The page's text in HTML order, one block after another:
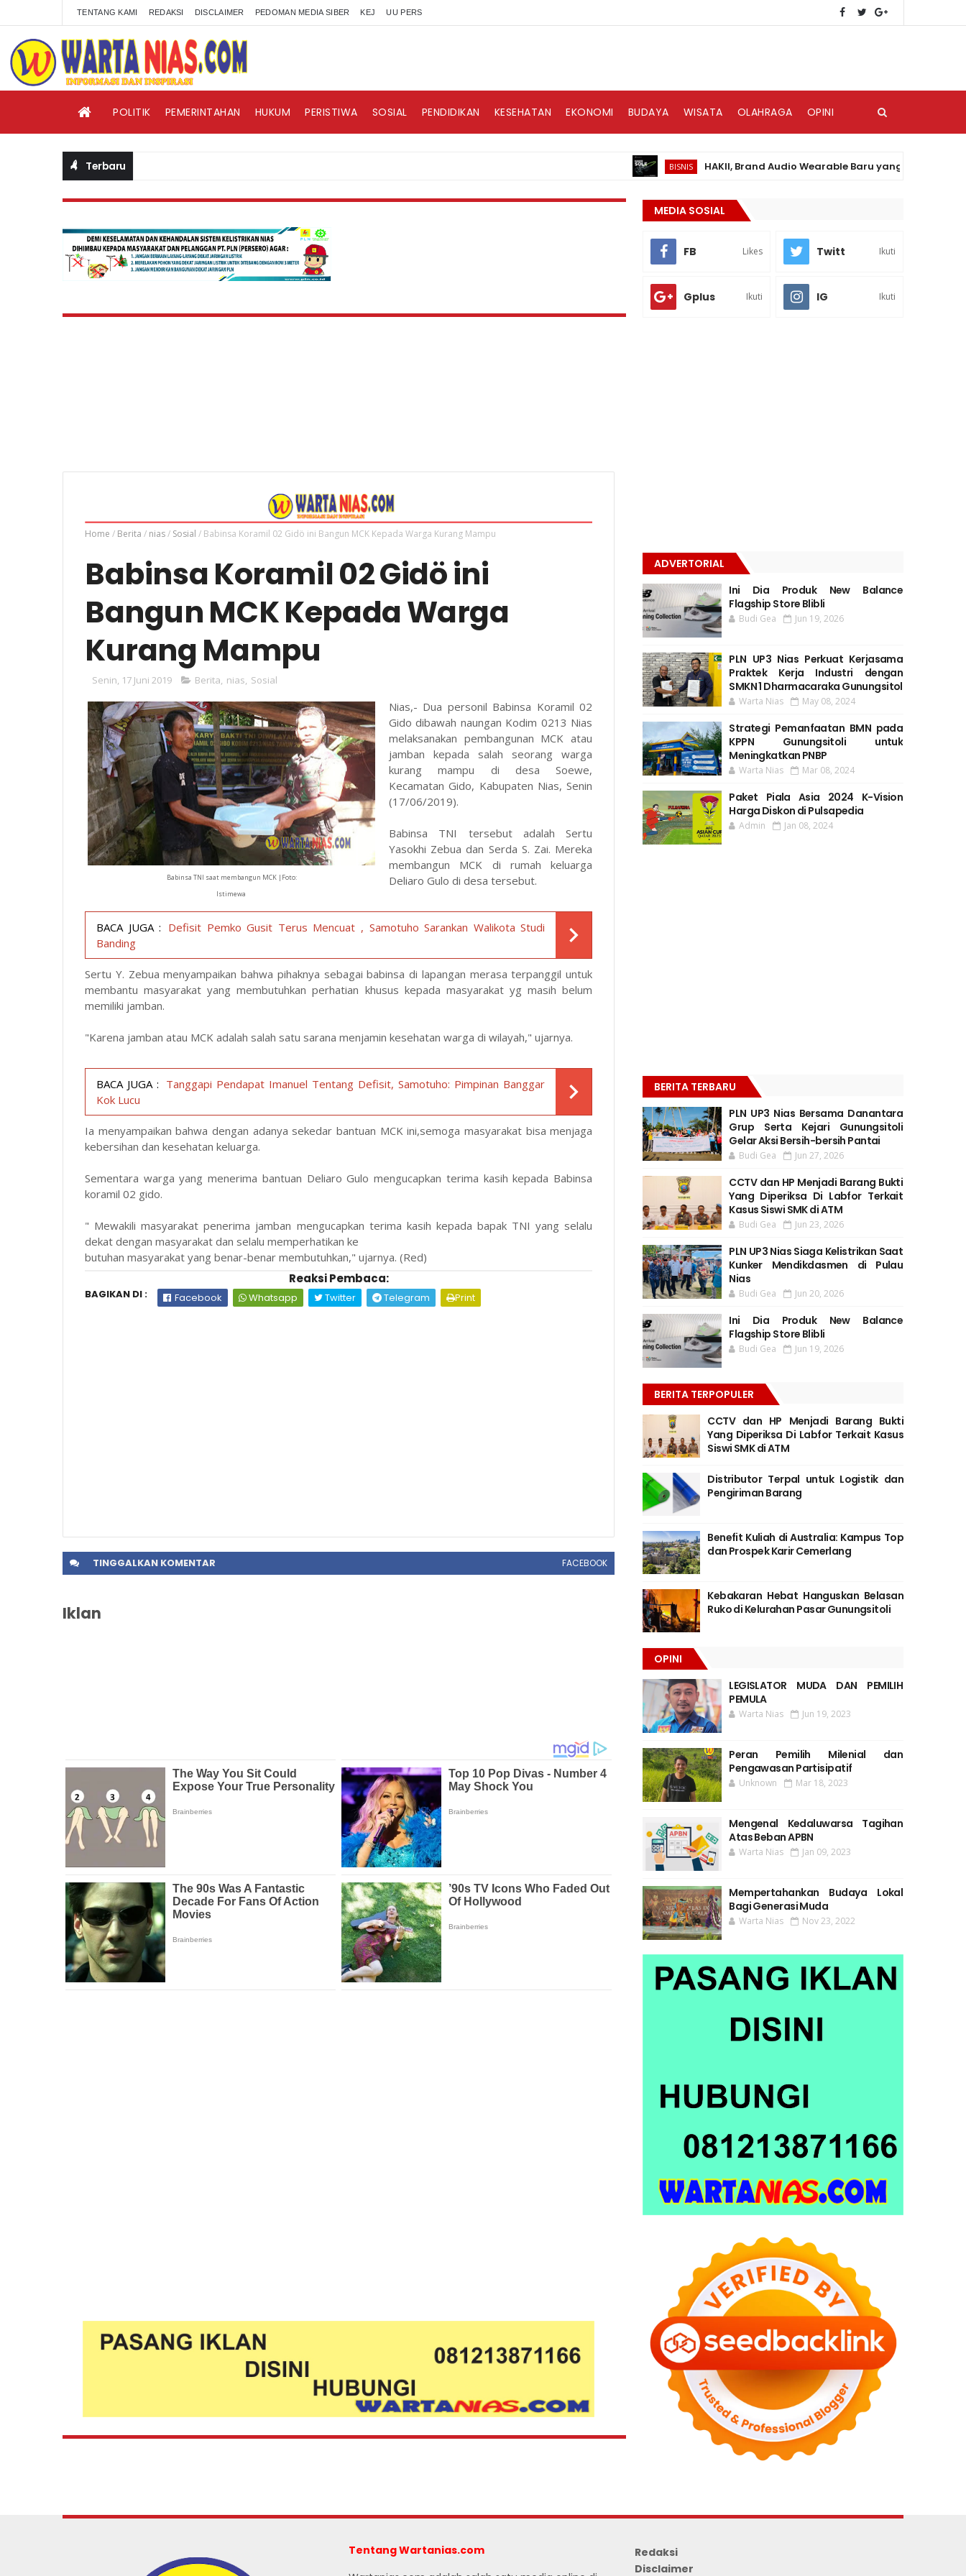
TENTANG KAMI REDAKSI DISCLAIMER PEDOMAN MEDIA SIBER KEJ UU PERS
POLITIK PEMERINTAHAN HUKUM PERISTIWA SOSIAL PENDIDIKAN KESEHATAN EKONOMI BUDAYA WISATA OLAHRAGA OPINI
Terbaru BISNIS HAKII, Brand Audio Wearable Baru yang Hadir di Pasar
Home / Berita / nias/ Sosial / Babinsa Koramil 02 Gidö ini Bangun MCK Kepada Warga Kurang Mampu
Babinsa Koramil 02 Gidö ini
Bangun MCK Kepada Warga
Kurang Mampu
Senin, 17 Juni 2019 Berita nias Sosial
Babinsa TNI saat membangun MCK |Foto:
Istimewa
Nias,- Dua personil Babinsa Koramil 02
Gido dibawah naungan Kodim 0213 Nias
melaksanakan pembangunan MCK atau
jamban kepada salah seorang warga
kurang mampu di desa Soewe,
Kecamatan Gido, Kabupaten Nias, Senin
(17/06/2019).
Babinsa TNI tersebut adalah Sertu
Yasokhi Zebua dan Serda S. Zai. Mereka
membangun MCK di rumah keluarga
Deliaro Gulo di desa tersebut.
BACA JUGA : Defisit Pemko Gusit Terus Mencuat , Samotuho Sarankan Walikota Studi
Banding
Sertu Y. Zebua menyampaikan bahwa pihaknya sebagai babinsa di lapangan merasa terpanggil untuk
membantu masyarakat yang membutuhkan perhatian khusus kepada masyarakat yg masih belum
memiliki jamban.
"Karena jamban atau MCK adalah salah satu sarana menjamin kesehatan warga di wilayah," ujarnya.
BACA JUGA : Tanggapi Pendapat Imanuel Tentang Defisit, Samotuho: Pimpinan Banggar
Kok Lucu
Ia menyampaikan bahwa dengan adanya sekedar bantuan MCK ini,semoga masyarakat bisa menjaga
kebersihan dan kesehatan keluarga.
Sementara warga yang menerima bantuan Deliaro Gulo mengucapkan terima kasih kepada Babinsa
koramil 02 gido.
" Mewakili masyarakat penerima jamban mengucapkan terima kasih kepada bapak TNI yang selalu
dekat dengan masyarakat dan selalu memperhatikan ke
butuhan masyarakat yang benar-benar membutuhkan," ujarnya. (Red)
Reaksi Pembaca:
BAGIKAN DI : Facebook Whatsapp Twitter Telegram Print
TINGGALKAN KOMENTAR FACEBOOK
Iklan
MEDIA SOSIAL
FB Likes Twitt Ikuti
Gplus Ikuti IG Ikuti
ADVERTORIAL
Ini Dia Produk New Balance
Flagship Store Blibli
Budi Gea Jun 19, 2026
PLN UP3 Nias Perkuat Kerjasama
Praktek Kerja Industri dengan
SMKN 1 Dharmacaraka Gunungsitol
Warta Nias May 08, 2024
Strategi Pemanfaatan BMN pada
KPPN Gunungsitoli untuk
Meningkatkan PNBP
Warta Nias Mar 08, 2024
Paket Piala Asia 2024 K-Vision
Harga Diskon di Pulsapedia
Admin Jan 08, 2024
BERITA TERBARU
PLN UP3 Nias Bersama Danantara
Grup Serta Kejari Gunungsitoli
Gelar Aksi Bersih-bersih Pantai
Budi Gea Jun 27, 2026
CCTV dan HP Menjadi Barang Bukti
Yang Diperiksa Di Labfor Terkait
Kasus Siswi SMK di ATM
Budi Gea Jun 23, 2026
PLN UP3 Nias Siaga Kelistrikan Saat
Kunker Mendikdasmen di Pulau
Nias
Budi Gea Jun 20, 2026
Ini Dia Produk New Balance
Flagship Store Blibli
Budi Gea Jun 19, 2026
BERITA TERPOPULER
CCTV dan HP Menjadi Barang Bukti
Yang Diperiksa Di Labfor Terkait Kasus
Siswi SMK di ATM
Distributor Terpal untuk Logistik dan
Pengiriman Barang
Benefit Kuliah di Australia: Kampus Top
dan Prospek Karir Cemerlang
Kebakaran Hebat Hanguskan Belasan
Ruko di Kelurahan Pasar Gunungsitoli
OPINI
LEGISLATOR MUDA DAN PEMILIH
PEMULA
Warta Nias Jun 19, 2023
Peran Pemilih Milenial dan
Pengawasan Partisipatif
Unknown Mar 18, 2023
Mengenal Kedaluwarsa Tagihan
Atas Beban APBN
Warta Nias Jan 09, 2023
Mempertahankan Budaya Lokal
Bagi Generasi Muda
Warta Nias Nov 23, 2022
Tentang Wartanias.com
Redaksi
Disclaimer